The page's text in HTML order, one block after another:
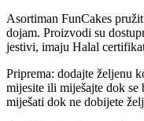
Asortiman FunCakes
dojam. Proizvodi su
jestivi, imaju Halal
Priprema: dodajte željenu
mijesite ili miješajte dok
miješati dok ne dobijete